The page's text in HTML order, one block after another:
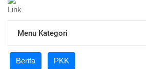
Menu Kategori
Berita PKK